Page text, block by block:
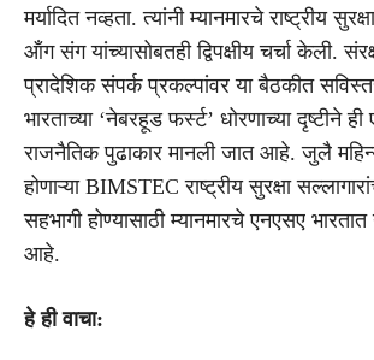
मर्यादित नव्हता. त्यांनी म्यानमारचे राष्ट्रीय
ऑंग संग यांच्यासोबतही द्विपक्षीय चर्चा केली.
प्रादेशिक संपर्क प्रकल्पांवर या बैठकीत
भारताच्या ‘नेबरहूड फर्स्ट’ धोरणाच्या दृष्टीने ही
राजनैतिक पुढाकार मानली जात आहे. जुलै
होणाऱ्या BIMSTEC राष्ट्रीय सुरक्षा
सहभागी होण्यासाठी म्यानमारचे एनएसए
आहे.
हे ही वाचा: